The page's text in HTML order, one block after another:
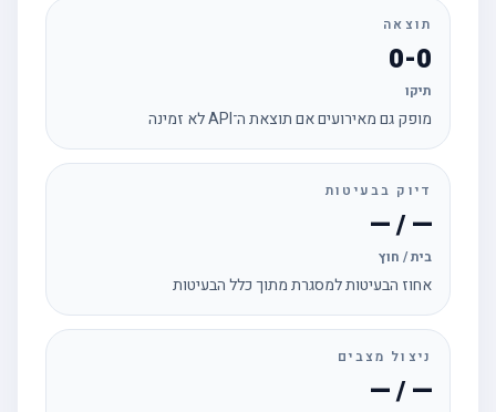
תוצאה
0-0
תיקו
מופק גם מאירועים אם תוצאת ה־API לא זמינה
דיוק בבעיטות
— / —
בית / חוץ
אחוז הבעיטות למסגרת מתוך כלל הבעיטות
ניצול מצבים
— / —